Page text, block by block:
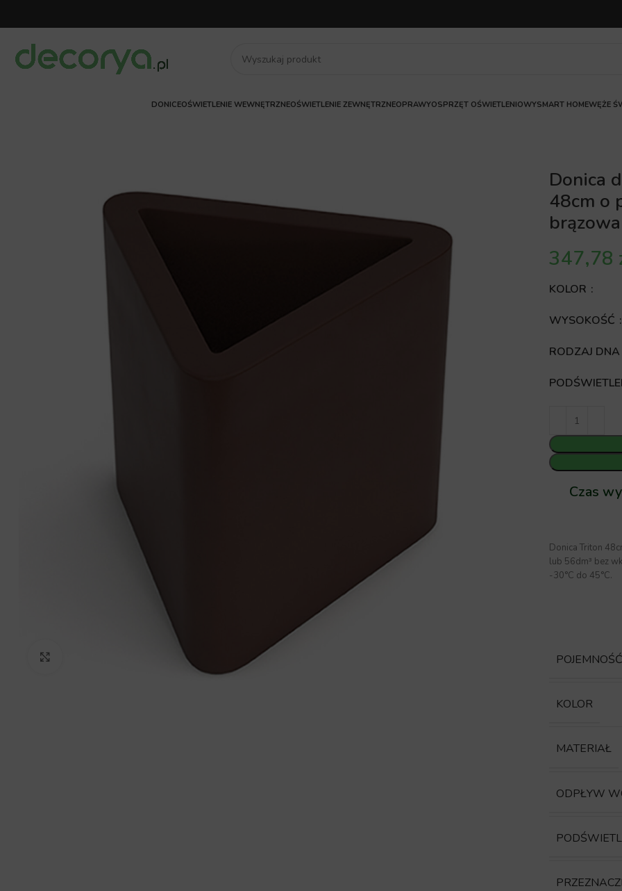
DONICEOŚWIETLENIE WEWNĘTRZNEOŚWIETLENIE ZEWNĘTRZNEOPRAWYOSPRZĘT OŚWIETLENIOWYSMART HOMEWĘŻE
Donica
48cm o
brązowa
KOLOR
WYSOKOŚĆ
RODZAJ DNA
Czas
Donica Triton
lub 56dm³ bez
-30°C do 45°C.
POJEMNOŚĆ
KOLOR
MATERIAŁ
ODPŁYW